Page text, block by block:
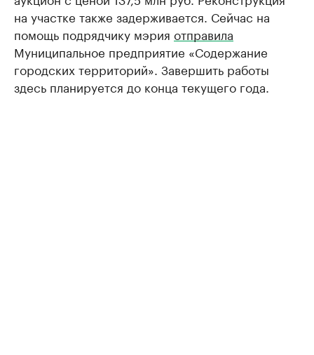
на участке также задерживается. Сейчас на
помощь подрядчику мэрия отправила
Муниципальное предприятие «Содержание
городских территорий». Завершить работы
здесь планируется до конца текущего года.